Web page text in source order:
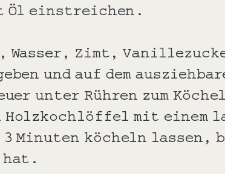
Öl einstreichen.
Wasser, Zimt,
und auf dem
unter Rühren zum
Holzkochlöffel mit einem
3 Minuten köcheln lassen,
hat.